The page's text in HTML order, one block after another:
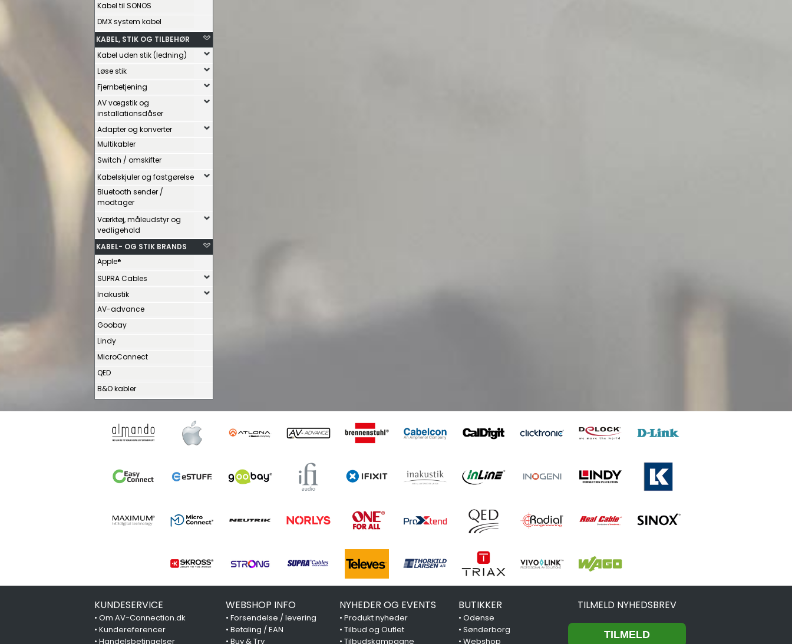
Kabel til SONOS
DMX system kabel
KABEL, STIK OG TILBEHØR
Kabel uden stik (ledning)
Løse stik
Fjernbetjening
AV vægstik og
installationsdåser
Adapter og konverter
Multikabler
Switch / omskifter
Kabelskjuler og fastgørelse
Bluetooth sender /
modtager
Værktøj, måleudstyr og
vedligehold
KABEL- OG STIK BRANDS
Apple®
SUPRA Cables
Inakustik
AV-advance
Goobay
Lindy
MicroConnect
QED
B&O kabler
KUNDESERVICE
• Om AV-Connection.dk
• Kundereferencer
• Handelsbetingelser
WEBSHOP INFO
• Forsendelse / levering
• Betaling / EAN
• Buy & Try
NYHEDER OG EVENTS
• Produkt nyheder
• Tilbud og Outlet
• Tilbudskampagne
BUTIKKER
•Odense
•Sønderborg
•Webshop
TILMELD NYHEDSBREV